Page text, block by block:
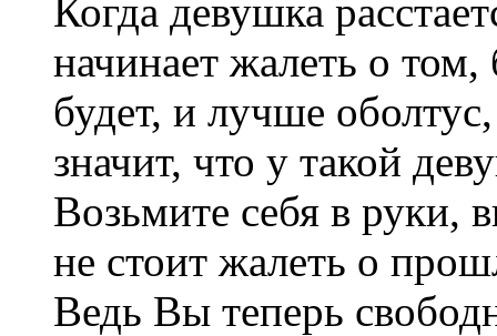
Когда девушка
начинает жалеть о том,
будет, и лучше
значит, что у такой
Возьмите себя в руки,
не стоит жалеть о
Ведь Вы теперь